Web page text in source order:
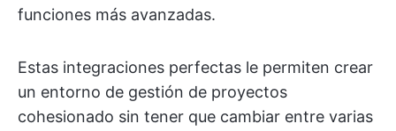
funciones más avanzadas.
Estas integraciones perfectas le permiten crear
un entorno de gestión de proyectos
cohesionado sin tener que cambiar entre varias